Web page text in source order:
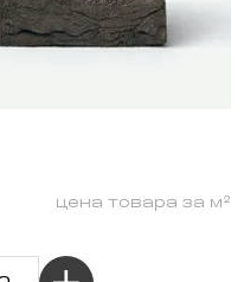
цена товара за м²